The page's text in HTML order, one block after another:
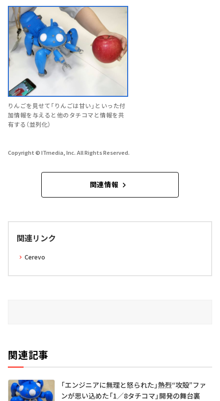
りんごを見せて「りんごは甘い」といった付
加情報を与えると他のタチコマと情報を共
有する（並列化）
Copyright © ITmedia, Inc. All Rights Reserved.
関連情報
関連リンク
Cerevo
関連記事
「エンジニアに無理と怒られた」――熱烈“攻殻”ファ
ンが思い込めた「1／8タチコマ」開発の舞台裏